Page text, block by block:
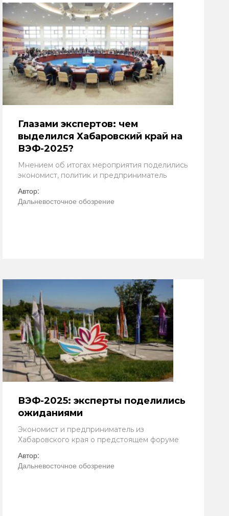
Глазами экспертов: чем
выделился Хабаровский край на
ВЭФ-2025?
Мнением об итогах мероприятия поделились
экономист, политик и предприниматель
Автор:
Дальневосточное обозрение
ВЭФ-2025: эксперты поделились
ожиданиями
Экономист и предприниматель из
Хабаровского края о предстоящем форуме
Автор:
Дальневосточное обозрение